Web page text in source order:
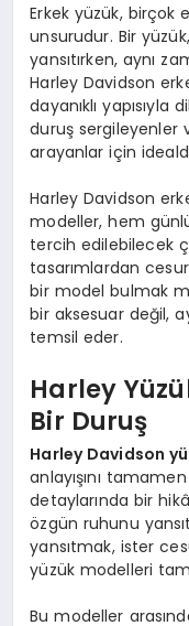
Erkek yüzük, birçok
unsurudur. Bir
yansıtırken, aynı
Harley Davidson
dayanıklı
duruş sergileyenler
arayanlar için
Harley Davidson
modeller, hem
tercih edilebilecek
tasarımlardan
bir model bulmak
bir aksesuar değil,
temsil eder.
Harley
Bir Duruş
Harley Davidson
anlayışını
detaylarında bir
özgün ruhunu
yansıtmak, ister
yüzük modelleri
Bu modeller